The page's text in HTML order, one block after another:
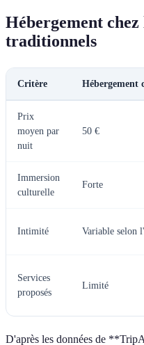
Hébergement
traditionnels
Critère Hébergement
Prix
moyen par
nuit
50 €
Immersion
culturelle
Forte
Intimité Variable selon
Services
proposés
Limité
D'après les données de